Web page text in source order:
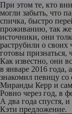
При этом те, кто
могли забыть, что
спичка, быстро
проживанию, так же
источники, они
раструбили о своих
готовы признаться,
Как известно, они
в январе 2016 года,
знакомил певицу
Миранды Керр и
Ровно через год, в
А два года спустя,
Кэти предложение.